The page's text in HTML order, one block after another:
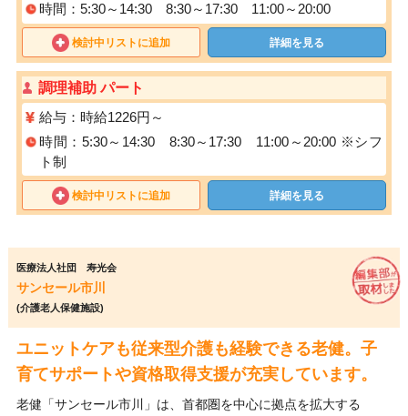
時間：5:30～14:30 8:30～17:30 11:00～20:00
検討中リストに追加 詳細を見る
調理補助 パート
給与：時給1226円～
時間：5:30～14:30 8:30～17:30 11:00～20:00 ※シフ
ト制
検討中リストに追加 詳細を見る
医療法人社団 寿光会
サンセール市川
(介護老人保健施設)
ユニットケアも従来型介護も経験できる老健。子
育てサポートや資格取得支援が充実しています。
老健「サンセール市川」は、首都圏を中心に拠点を拡大する